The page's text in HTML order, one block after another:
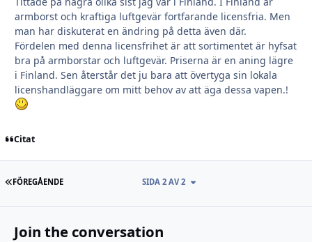
armborst och kraftiga luftgevär fortfarande licensfria. Men
man har diskuterat en ändring på detta även där.
Fördelen med denna licensfrihet är att sortimentet är hyfsat
bra på armborstar och luftgevär. Priserna är en aning lägre
i Finland. Sen återstår det ju bara att övertyga sin lokala
licenshandläggare om mitt behov av att äga dessa vapen.!
Citat
FÖRSTA SIDAN
FÖREGÅENDE SIDA 2 AV 2
Join the conversation